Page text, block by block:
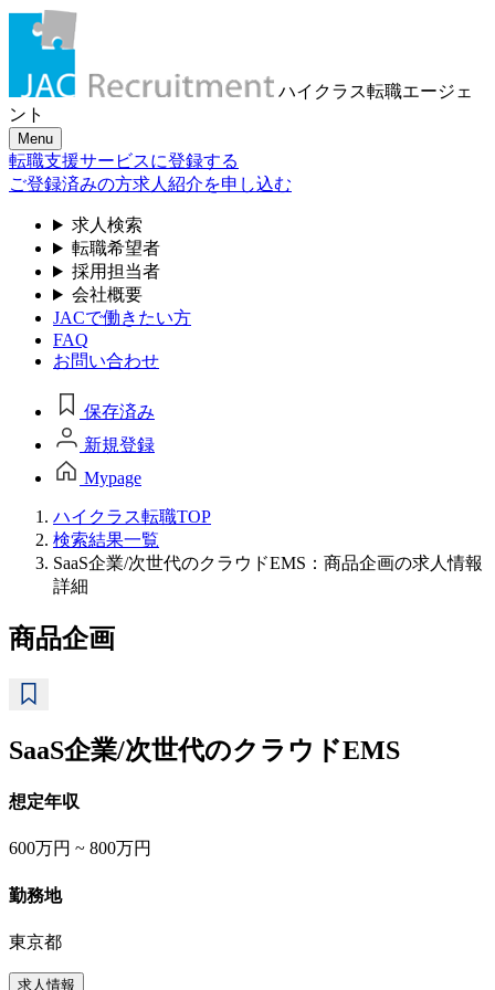
ハイクラス転職エージェ
ント
Menu
転職支援サービスに登録する
ご登録済みの方求人紹介を申し込む
求人検索
転職希望者
採用担当者
会社概要
JACで働きたい方
FAQ
お問い合わせ
保存済み
新規登録
Mypage
ハイクラス転職TOP
検索結果一覧
SaaS企業/次世代のクラウドEMS：商品企画の求人情報
詳細
商品企画
SaaS企業/次世代のクラウドEMS
想定年収
600万円 ~ 800万円
勤務地
東京都
求人情報